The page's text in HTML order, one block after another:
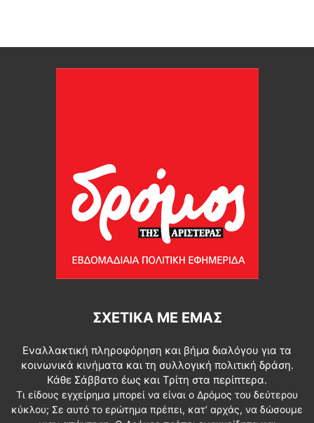
ΣΧΕΤΙΚΆ ΜΕ ΕΜΆΣ
Εναλλακτική πληροφόρηση και βήμα διαλόγου για τα
κοινωνικά κινήματα και τη συλλογική πολιτική δράση.
Κάθε Σάββατο έως και Τρίτη στα περίπτερα.
Τι είδους εγχείρημα μπορεί να είναι ο Δρόμος του δεύτερου
κύκλου; Σε αυτό το ερώτημα πρέπει, κατ’ αρχάς, να δώσουμε